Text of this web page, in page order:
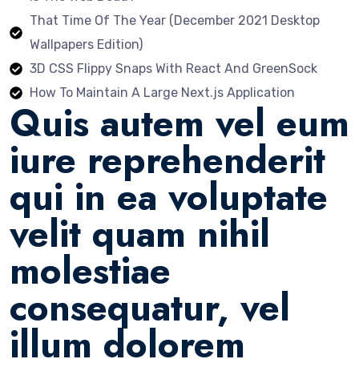
That Time Of The Year (December 2021 Desktop
Wallpapers Edition)
3D CSS Flippy Snaps With React And GreenSock
How To Maintain A Large Next.js Application
Quis autem vel eum
iure reprehenderit
qui in ea voluptate
velit quam nihil
molestiae
consequatur, vel
illum dolorem